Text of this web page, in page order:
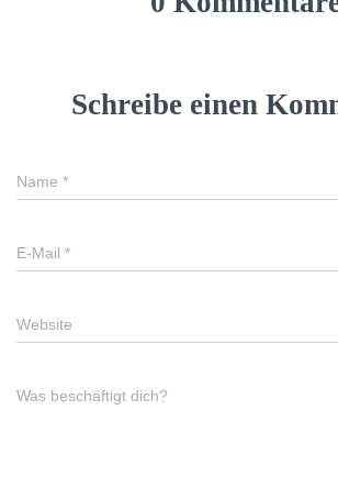
Schreibe einen
Name *
E-Mail *
Website
Was beschäftigt dich?